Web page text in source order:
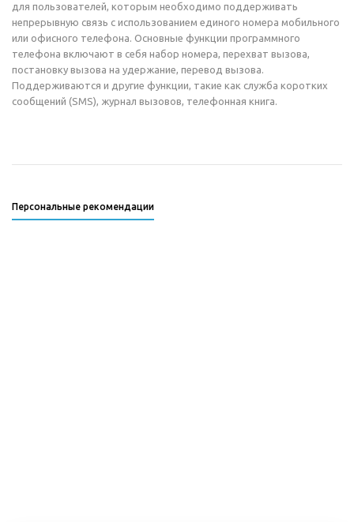
для пользователей, которым необходимо поддерживать
непрерывную связь с использованием единого номера мобильного
или офисного телефона. Основные функции программного
телефона включают в себя набор номера, перехват вызова,
постановку вызова на удержание, перевод вызова.
Поддерживаются и другие функции, такие как служба коротких
сообщений (SMS), журнал вызовов, телефонная книга.
Персональные рекомендации